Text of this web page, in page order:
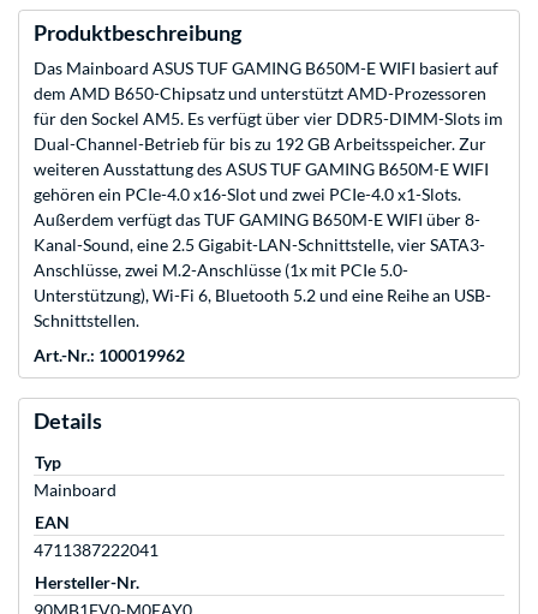
Produktbeschreibung
Das Mainboard ASUS TUF GAMING B650M-E WIFI basiert auf
dem AMD B650-Chipsatz und unterstützt AMD-Prozessoren
für den Sockel AM5. Es verfügt über vier DDR5-DIMM-Slots im
Dual-Channel-Betrieb für bis zu 192 GB Arbeitsspeicher. Zur
weiteren Ausstattung des ASUS TUF GAMING B650M-E WIFI
gehören ein PCIe-4.0 x16-Slot und zwei PCIe-4.0 x1-Slots.
Außerdem verfügt das TUF GAMING B650M-E WIFI über 8-
Kanal-Sound, eine 2.5 Gigabit-LAN-Schnittstelle, vier SATA3-
Anschlüsse, zwei M.2-Anschlüsse (1x mit PCIe 5.0-
Unterstützung), Wi-Fi 6, Bluetooth 5.2 und eine Reihe an USB-
Schnittstellen.
Art.-Nr.: 100019962
Details
Typ
Mainboard
EAN
4711387222041
Hersteller-Nr.
90MB1FV0-M0EAY0